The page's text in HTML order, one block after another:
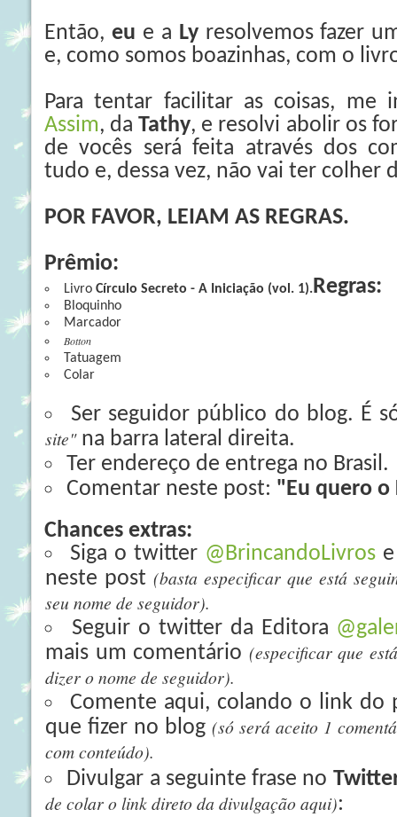
Então, eu e a Lyresolvemos fazer
e, como somos boazinhas, com o
Para tentar facilitar as coisas,
Assim, daTathy, e resolvi abolir os
de vocês será feita através dos
tudo e, dessa vez, não vai ter colher
POR FAVOR, LEIAM AS REGRAS.
Prêmio:
Livro Círculo Secreto - A Iniciação (vol. 1).
Bloquinho
Marcador
Botton
Tatuagem
Colar
Regras:
Ser seguidor público do blog. É
site"na barra lateral direita.
Ter endereço de entrega no Brasil.
Comentar neste post: "Eu quero o
Chances extras:
Siga o twitter @BrincandoLivros
neste post (basta especificar que está
seu nome de seguidor).
Seguir o twitter da Editora
mais um comentário (especificar que
dizer o nome de seguidor).
Comente aqui, colando o link do
que fizer no blog (só será aceito 1
com conteúdo).
Divulgar a seguinte frase no
de colar o link direto da divulgação aqui):